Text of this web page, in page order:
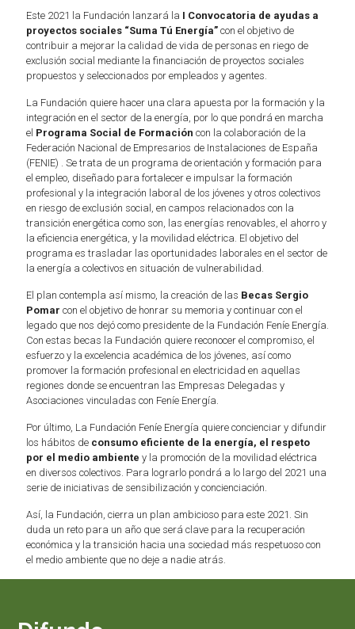
Este 2021 la Fundación lanzará la I Convocatoria de ayudas a
proyectos sociales “Suma Tú Energía” con el objetivo de
contribuir a mejorar la calidad de vida de personas en riego de
exclusión social mediante la financiación de proyectos sociales
propuestos y seleccionados por empleados y agentes.
La Fundación quiere hacer una clara apuesta por la formación y la
integración en el sector de la energía, por lo que pondrá en marcha
el Programa Social de Formación con la colaboración de la
Federación Nacional de Empresarios de Instalaciones de España
(FENIE) . Se trata de un programa de orientación y formación para
el empleo, diseñado para fortalecer e impulsar la formación
profesional y la integración laboral de los jóvenes y otros colectivos
en riesgo de exclusión social, en campos relacionados con la
transición energética como son, las energías renovables, el ahorro y
la eficiencia energética, y la movilidad eléctrica. El objetivo del
programa es trasladar las oportunidades laborales en el sector de
la energía a colectivos en situación de vulnerabilidad.
El plan contempla así mismo, la creación de las Becas Sergio
Pomar con el objetivo de honrar su memoria y continuar con el
legado que nos dejó como presidente de la Fundación Feníe Energía.
Con estas becas la Fundación quiere reconocer el compromiso, el
esfuerzo y la excelencia académica de los jóvenes, así como
promover la formación profesional en electricidad en aquellas
regiones donde se encuentran las Empresas Delegadas y
Asociaciones vinculadas con Feníe Energía.
Por último, La Fundación Feníe Energía quiere concienciar y difundir
los hábitos de consumo eficiente de la energía, el respeto
por el medio ambiente y la promoción de la movilidad eléctrica
en diversos colectivos. Para lograrlo pondrá a lo largo del 2021 una
serie de iniciativas de sensibilización y concienciación.
Así, la Fundación, cierra un plan ambicioso para este 2021. Sin
duda un reto para un año que será clave para la recuperación
económica y la transición hacia una sociedad más respetuoso con
el medio ambiente que no deje a nadie atrás.